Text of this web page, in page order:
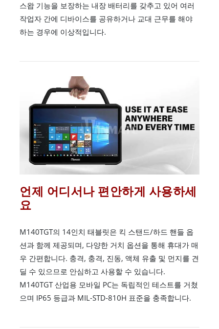
스왑 기능을 보장하는 내장 배터리를 갖추고 있어 여러
작업자 간에 디바이스를 공유하거나 교대 근무를 해야
하는 경우에 이상적입니다.
언제 어디서나 편안하게 사용하세
요
M140TGT의 14인치 태블릿은 킥 스탠드/하드 핸들 옵
션과 함께 제공되며, 다양한 거치 옵션을 통해 휴대가 매
우 간편합니다. 충격, 충격, 진동, 액체 유출 및 먼지를 견
딜 수 있으므로 안심하고 사용할 수 있습니다.
M140TGT 산업용 모바일 PC는 독립적인 테스트를 거쳤
으며 IP65 등급과 MIL-STD-810H 표준을 충족합니다.